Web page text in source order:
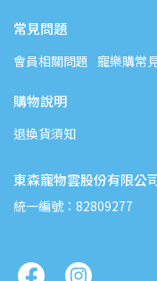
常見問題
會員相關問題 寵樂購常
購物說明
退換貨須知
東森寵物雲股份有限公
統一編號：82809277